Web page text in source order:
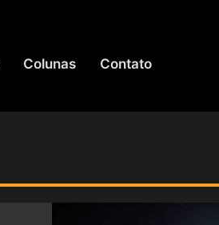
Colunas Contato